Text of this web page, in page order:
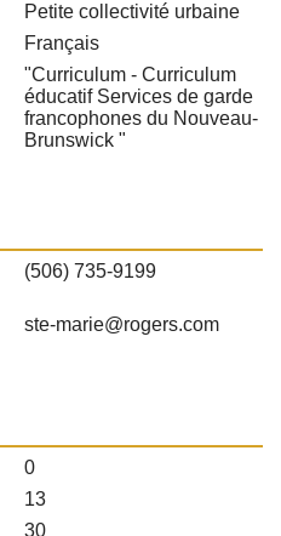
Petite collectivité urbaine
Français
"Curriculum - Curriculum
éducatif Services de garde
francophones du Nouveau-
Brunswick "
(506) 735-9199
ste-marie@rogers.com
0
13
30